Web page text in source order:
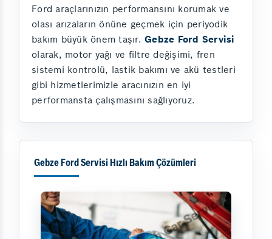
Ford araçlarınızın performansını korumak ve
olası arızaların önüne geçmek için periyodik
bakım büyük önem taşır. Gebze Ford Servisi
olarak, motor yağı ve filtre değişimi, fren
sistemi kontrolü, lastik bakımı ve akü testleri
gibi hizmetlerimizle aracınızın en iyi
performansta çalışmasını sağlıyoruz.
Gebze Ford Servisi Hızlı Bakım Çözümleri